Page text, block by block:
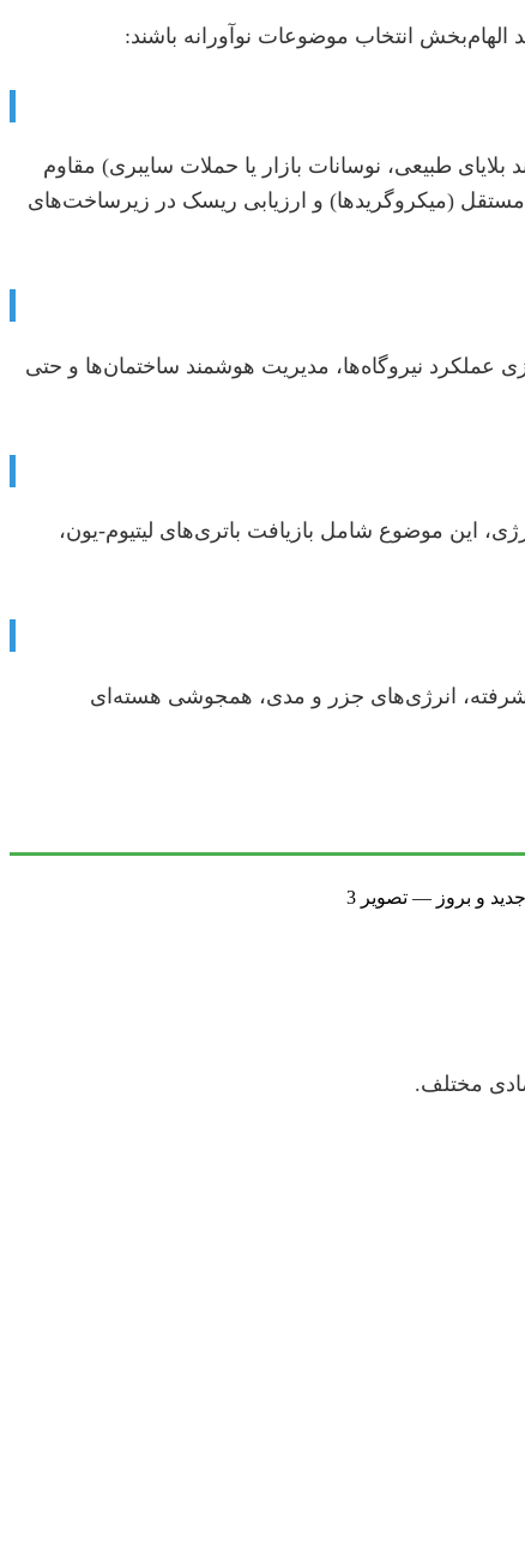
الهام‌بخش انتخاب موضوعات نوآورانه باشند:
طبیعی، نوسانات بازار یا حملات سایبری) مقاوم
مستقل (میکروگریدها) و ارزیابی ریسک در زیرساخت‌های
عملکرد نیروگاه‌ها، مدیریت هوشمند ساختمان‌ها و حتی
این موضوع شامل بازیافت باتری‌های لیتیوم-یون،
انرژی‌های جزر و مدی، همجوشی هسته‌ای
مختلف.